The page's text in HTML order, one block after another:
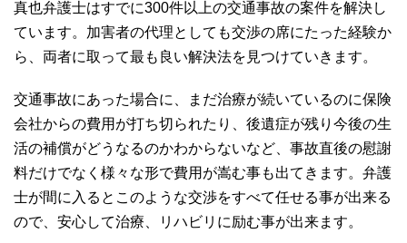
真也弁護士はすでに300件以上の交通事故の案件を解決し
ています。加害者の代理としても交渉の席にたった経験か
ら、両者に取って最も良い解決法を見つけていきます。
交通事故にあった場合に、まだ治療が続いているのに保険
会社からの費用が打ち切られたり、後遺症が残り今後の生
活の補償がどうなるのかわからないなど、事故直後の慰謝
料だけでなく様々な形で費用が嵩む事も出てきます。弁護
士が間に入るとこのような交渉をすべて任せる事が出来る
ので、安心して治療、リハビリに励む事が出来ます。